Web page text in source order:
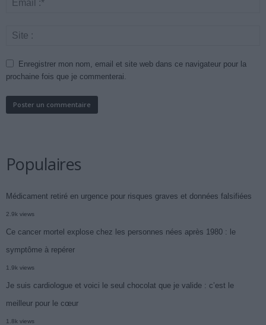
Enregistrer mon nom, email et site web dans ce navigateur pour la
prochaine fois que je commenterai.
Populaires
Médicament retiré en urgence pour risques graves et données falsifiées
2.9k views
Ce cancer mortel explose chez les personnes nées après 1980 : le
symptôme à repérer
1.9k views
Je suis cardiologue et voici le seul chocolat que je valide : c’est le
meilleur pour le cœur
1.8k views